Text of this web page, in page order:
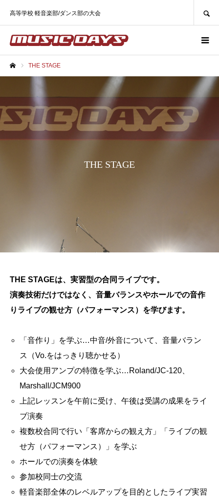
高等学校 軽音楽部/ダンス部の大会
THE STAGE
THE STAGE
THE STAGEは、実習型の合同ライブです。
演奏技術だけではなく、音量バランスやホールでの音作
りライブの観せ方（パフォーマンス）を学びます。
「音作り」を学ぶ…中音/外音について、音量バラン
ス（Vo.をはっきり聴かせる）
大会使用アンプの特徴を学ぶ…Roland/JC-120、
Marshall/JCM900
上記レッスンを午前に受け、午後は受講の成果をライ
ブ演奏
複数校合同で行い「客席からの観え方」「ライブの観
せ方（パフォーマンス）」を学ぶ
ホールでの演奏を体験
参加校同士の交流
軽音楽部全体のレベルアップを目的としたライブ実習